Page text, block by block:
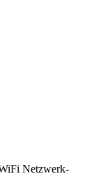
Netzwerk-